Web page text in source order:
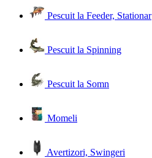
Pescuit la Feeder, Stationar
Pescuit la Spinning
Pescuit la Somn
Momeli
Avertizori, Swingeri